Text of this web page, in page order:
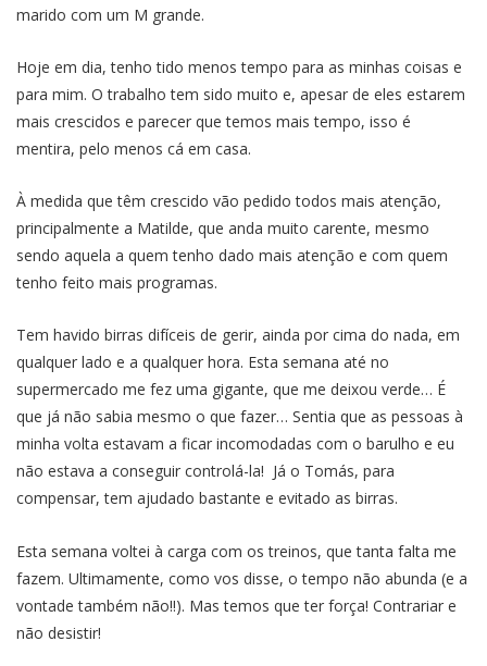
marido com um M grande.
Hoje em dia, tenho tido menos tempo para as minhas coisas e
para mim. O trabalho tem sido muito e, apesar de eles estarem
mais crescidos e parecer que temos mais tempo, isso é
mentira, pelo menos cá em casa.
À medida que têm crescido vão pedido todos mais atenção,
principalmente a Matilde, que anda muito carente, mesmo
sendo aquela a quem tenho dado mais atenção e com quem
tenho feito mais programas.
Tem havido birras difíceis de gerir, ainda por cima do nada, em
qualquer lado e a qualquer hora. Esta semana até no
supermercado me fez uma gigante, que me deixou verde… É
que já não sabia mesmo o que fazer… Sentia que as pessoas à
minha volta estavam a ficar incomodadas com o barulho e eu
não estava a conseguir controlá-la! Já o Tomás, para
compensar, tem ajudado bastante e evitado as birras.
Esta semana voltei à carga com os treinos, que tanta falta me
fazem. Ultimamente, como vos disse, o tempo não abunda (e a
vontade também não!!). Mas temos que ter força! Contrariar e
não desistir!